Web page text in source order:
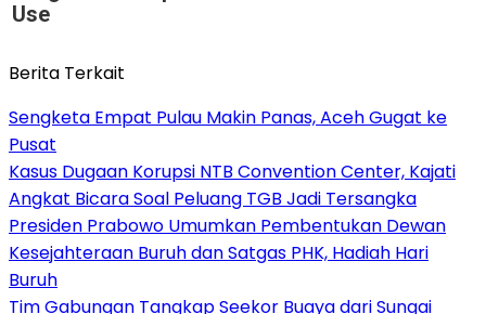
Use
Berita Terkait
Sengketa Empat Pulau Makin Panas, Aceh Gugat ke
Pusat
Kasus Dugaan Korupsi NTB Convention Center, Kajati
Angkat Bicara Soal Peluang TGB Jadi Tersangka
Presiden Prabowo Umumkan Pembentukan Dewan
Kesejahteraan Buruh dan Satgas PHK, Hadiah Hari
Buruh
Tim Gabungan Tangkap Seekor Buaya dari Sungai